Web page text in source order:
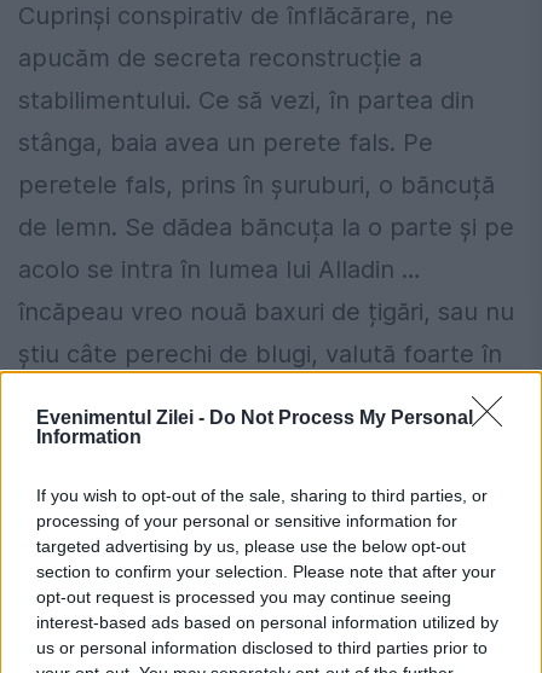
Evenimentul Zilei - Do Not Process My Personal
Information
If you wish to opt-out of the sale, sharing to third parties, or
processing of your personal or sensitive information for
targeted advertising by us, please use the below opt-out
section to confirm your selection. Please note that after your
opt-out request is processed you may continue seeing
interest-based ads based on personal information utilized by
us or personal information disclosed to third parties prior to
Cuprinși conspirativ de înflăcărare, ne
apucăm de secreta reconstrucție a
stabilimentului. Ce să vezi, în partea din
stânga, baia avea un perete fals. Pe
peretele fals, prins în șuruburi, o băncuță
de lemn. Se dădea băncuța la o parte și pe
acolo se intra în lumea lui Alladin …
încăpeau vreo nouă baxuri de țigări, sau nu
știu câte perechi de blugi, valută foarte în
comunism. Am luat pereții la marțagonit,
adică bătut cu ciocanul în tablă până sărea
șlefuit băncuța aia, am vopsit totul. În bleu.
A durat ceva, dar a meritat. A ieșit o baie
de vis. De vis bleu, mă rog. Operațiunea a
fost făcută cu ușa închisă, în cel mai mare